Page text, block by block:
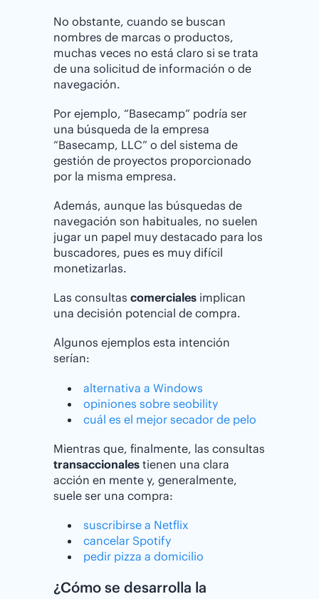
No obstante, cuando se buscan
nombres de marcas o productos,
muchas veces no está claro si se trata
de una solicitud de información o de
navegación.
Por ejemplo, “Basecamp” podría ser
una búsqueda de la empresa
“Basecamp, LLC” o del sistema de
gestión de proyectos proporcionado
por la misma empresa.
Además, aunque las búsquedas de
navegación son habituales, no suelen
jugar un papel muy destacado para los
buscadores, pues es muy difícil
monetizarlas.
Las consultas comerciales implican
una decisión potencial de compra.
Algunos ejemplos esta intención
serían:
alternativa a Windows
opiniones sobre seobility
cuál es el mejor secador de pelo
Mientras que, finalmente, las consultas
transaccionales tienen una clara
acción en mente y, generalmente,
suele ser una compra:
suscribirse a Netflix
cancelar Spotify
pedir pizza a domicilio
¿Cómo se desarrolla la